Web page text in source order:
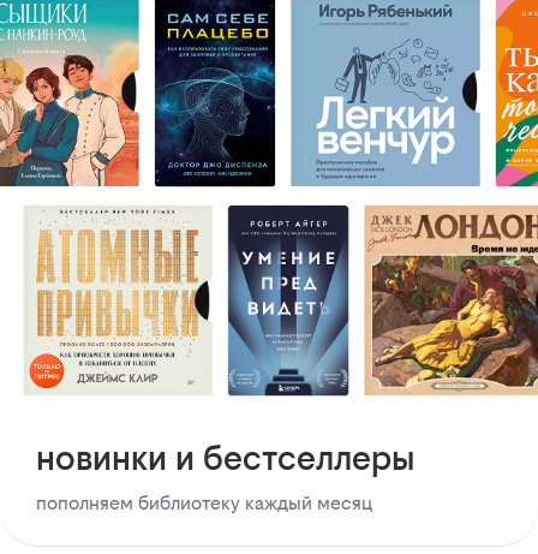
новинки и бестселлеры
пополняем библиотеку каждый месяц